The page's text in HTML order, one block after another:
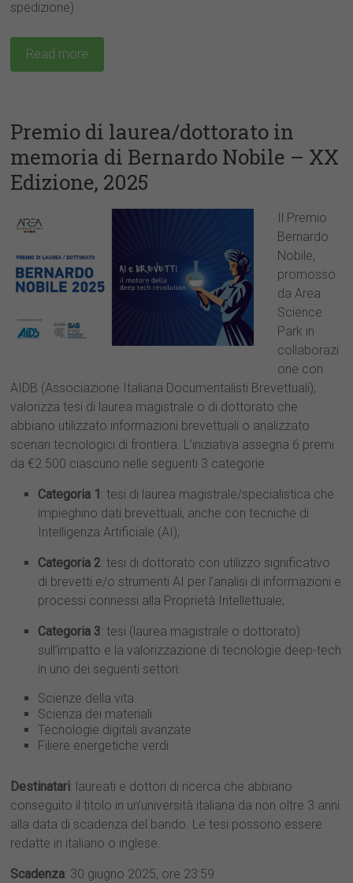
spedizione)
Read more
Premio di laurea/dottorato in
memoria di Bernardo Nobile – XX
Edizione, 2025
Il Premio
Bernardo
Nobile,
promosso
da Area
Science
Park in
collaborazi
one con
AIDB (Associazione Italiana Documentalisti Brevettuali),
valorizza tesi di laurea magistrale o di dottorato che
abbiano utilizzato informazioni brevettuali o analizzato
scenari tecnologici di frontiera. L’iniziativa assegna 6 premi
da €2.500 ciascuno nelle seguenti 3 categorie:
Categoria 1 : tesi di laurea magistrale/specialistica che
impieghino dati brevettuali, anche con tecniche di
Intelligenza Artificiale (AI);
Categoria 2: tesi di dottorato con utilizzo significativo
di brevetti e/o strumenti AI per l’analisi di informazioni e
processi connessi alla Proprietà Intellettuale;
Categoria 3: tesi (laurea magistrale o dottorato)
sull’impatto e la valorizzazione di tecnologie deep-tech
in uno dei seguenti settori:
Scienze della vita
Scienza dei materiali
Tecnologie digitali avanzate
Filiere energetiche verdi
Destinatari: laureati e dottori di ricerca che abbiano
conseguito il titolo in un’università italiana da non oltre 3 anni
alla data di scadenza del bando. Le tesi possono essere
redatte in italiano o inglese.
Scadenza: 30 giugno 2025, ore 23:59